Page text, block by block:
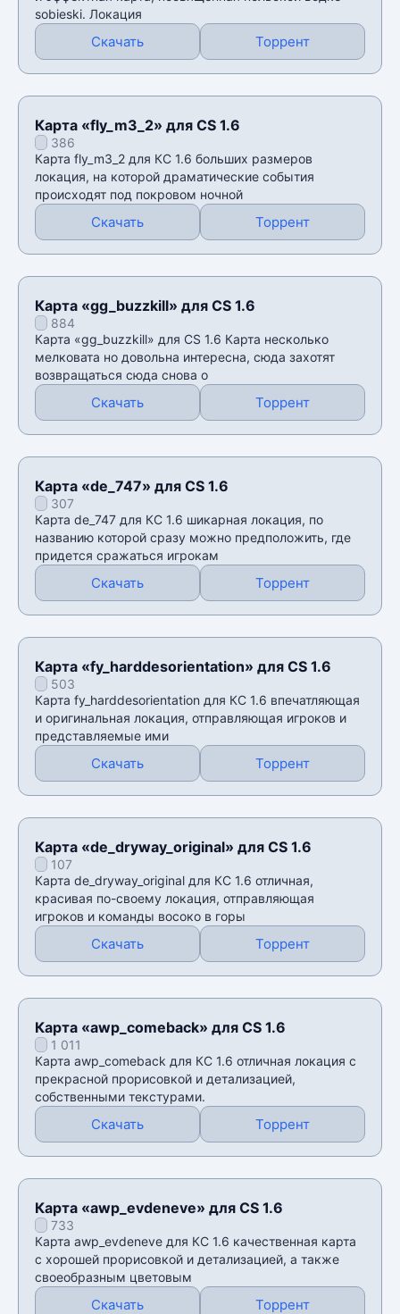
sobieski. Локация
Скачать Торрент
Карта «fly_m3_2» для CS 1.6
386
Карта fly_m3_2 для КС 1.6 больших размеров
локация, на которой драматические события
происходят под покровом ночной
Скачать Торрент
Карта «gg_buzzkill» для CS 1.6
884
Карта «gg_buzzkill» для CS 1.6 Карта несколько
мелковата но довольна интересна, сюда захотят
возвращаться сюда снова о
Скачать Торрент
Карта «de_747» для CS 1.6
307
Карта de_747 для КС 1.6 шикарная локация, по
названию которой сразу можно предположить, где
придется сражаться игрокам
Скачать Торрент
Карта «fy_harddesorientation» для CS 1.6
503
Карта fy_harddesorientation для КС 1.6 впечатляющая
и оригинальная локация, отправляющая игроков и
представляемые ими
Скачать Торрент
Карта «de_dryway_original» для CS 1.6
107
Карта de_dryway_original для КС 1.6 отличная,
красивая по-своему локация, отправляющая
игроков и команды восоко в горы
Скачать Торрент
Карта «awp_comeback» для CS 1.6
1 011
Карта awp_comeback для КС 1.6 отличная локация с
прекрасной прорисовкой и детализацией,
собственными текстурами.
Скачать Торрент
Карта «awp_evdeneve» для CS 1.6
733
Карта awp_evdeneve для КС 1.6 качественная карта
с хорошей прорисовкой и детализацией, а также
своеобразным цветовым
Скачать Торрент